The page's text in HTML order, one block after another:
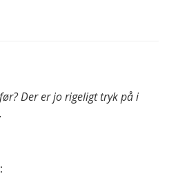
Der er jo rigeligt tryk på i
: